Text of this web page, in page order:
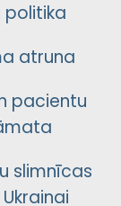
politika
atruna
pacientu
slimnīcas